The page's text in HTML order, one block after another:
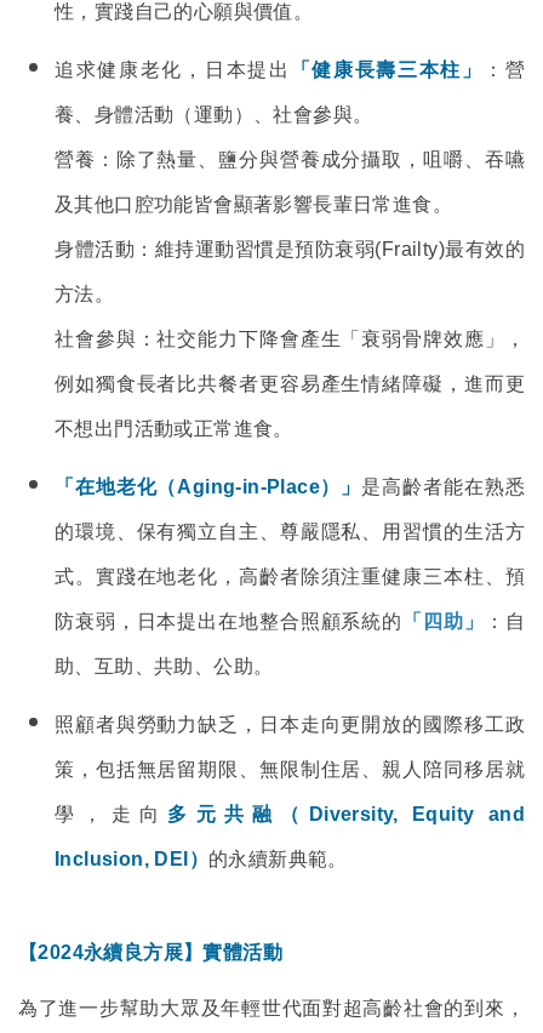
性，實踐自己的心願與價值。
追求健康老化，日本提出 「健康長壽三本柱」 ：營
養、身體活動（運動）、社會參與。
營養：除了熱量、鹽分與營養成分攝取，咀嚼、吞嚥
及其他口腔功能皆會顯著影響長輩日常進食。
身體活動：維持運動習慣是預防衰弱(Frailty)最有效的
方法。
社會參與：社交能力下降會產生「衰弱骨牌效應」，
例如獨食長者比共餐者更容易產生情緒障礙，進而更
不想出門活動或正常進食。
「在地老化（Aging-in-Place）」 是高齡者能在熟悉
的環境、保有獨立自主、尊嚴隱私、用習慣的生活方
式。實踐在地老化，高齡者除須注重健康三本柱、預
防衰弱，日本提出在地整合照顧系統的 「四助」 ：自
助、互助、共助、公助。
照顧者與勞動力缺乏，日本走向更開放的國際移工政
策，包括無居留期限、無限制住居、親人陪同移居就
學，走向 多元共融（Diversity, Equity and
Inclusion, DEI） 的永續新典範。
【2024永續良方展】實體活動
為了進一步幫助大眾及年輕世代面對超高齡社會的到來，